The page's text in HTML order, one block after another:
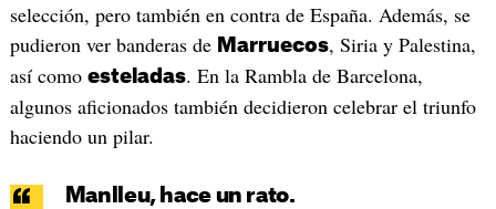
selección, pero también en contra de España. Además, se
pudieron ver banderas de Marruecos, Siria y Palestina,
así como esteladas. En la Rambla de Barcelona,
algunos aficionados también decidieron celebrar el triunfo
haciendo un pilar.
Manlleu, hace un rato.